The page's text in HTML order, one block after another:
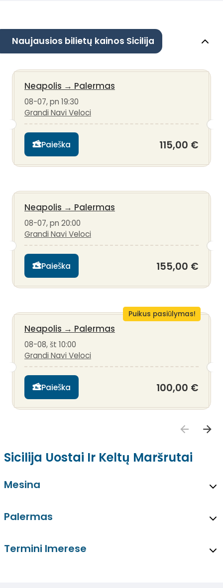
Naujausios bilietų kainos Sicilija
Neapolis → Palermas
08-07, pn 19:30
Grandi Navi Veloci
Paieška 115,00 €
Neapolis → Palermas
08-07, pn 20:00
Grandi Navi Veloci
Paieška 155,00 €
Puikus pasiūlymas!
Neapolis → Palermas
08-08, št 10:00
Grandi Navi Veloci
Paieška 100,00 €
Sicilija Uostai Ir Keltų Maršrutai
Mesina
Palermas
Termini Imerese